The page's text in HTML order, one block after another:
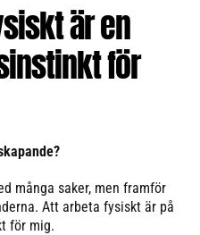
är en
för
många saker, men framför
Att arbeta fysiskt är på
för mig.